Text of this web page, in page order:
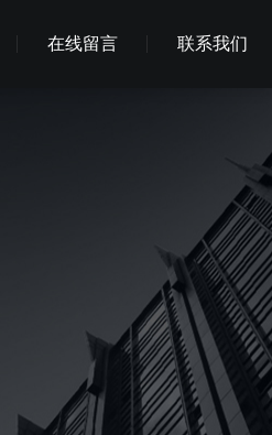
在线留言 联系我们